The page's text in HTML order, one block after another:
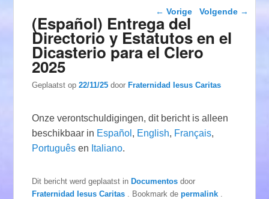
Berichtnavigatie
← Vorige Volgende →
(Español) Entrega del
Directorio y Estatutos en el
Dicasterio para el Clero
2025
Geplaatst op22/11/25 doorFraternidad Iesus Caritas
Onze verontschuldigingen, dit bericht is alleen
beschikbaar in Español , English, Français,
Português en Italiano.
Dit bericht werd geplaatst inDocumentos door
Fraternidad Iesus Caritas
. Bookmark depermalink